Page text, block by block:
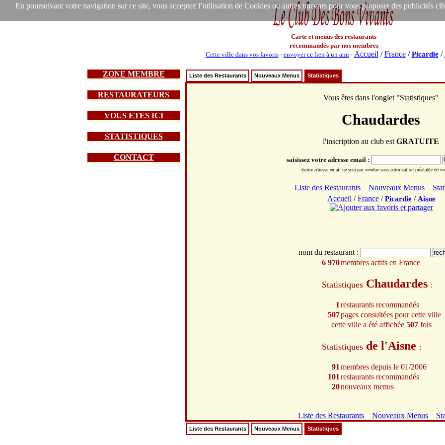
En poursuivant votre navigation sur ce site, vous acceptez l’utilisation de Cookies ou autres traceurs pour vous proposer des publicités
Carte et menus des restaurants
recommandés par nos membres
Cette ville dans vos favoris- envoyer ce lien à un ami- Accueil /France/Picardie/
ZONE MEMBRE
RESTAURATEURS
VOUS ETES ICI
STATISTIQUES
CONTACT
Liste des Restaurants Nouveaux Menus Statistiques
Vous êtes dans l'onglet "Statistiques"
Chaudardes
l'inscription au club est GRATUITE
saisissez votre adresse email :
(votre adresse email ne sera pas vendue sans autorisation préalable de
Liste des Restaurants Nouveaux Menus
Accueil /France /Picardie / Aisne
nom du restaurant :
6 970membres actifs en France
Statistiques Chaudardes :
1 restaurants recommandés
507pages consultées pour cette ville
cette ville a été affichée 507 fois
Statistiques de l'Aisne :
91 membres depuis le 01/2006
101 restaurants recommandés
20nouveaux menus
Liste des Restaurants Nouveaux Menus
Liste des Restaurants Nouveaux Menus Statistiques